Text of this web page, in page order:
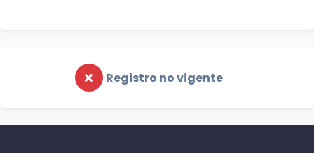
Registro no vigente